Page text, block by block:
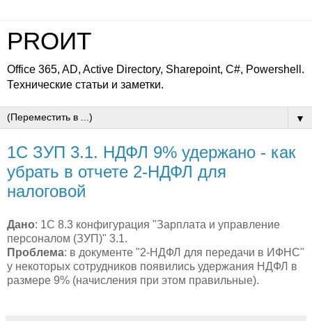
PROИТ
Office 365, AD, Active Directory, Sharepoint, C#, Powershell.
Технические статьи и заметки.
▼
1С ЗУП 3.1. НДФЛ 9% удержано - как
убрать в отчете 2-НДФЛ для
налоговой
Дано: 1С 8.3 конфигурация "Зарплата и управление
персоналом (ЗУП)" 3.1.
Проблема: в документе "2-НДФЛ для передачи в ИФНС"
у некоторых сотрудников появились удержания НДФЛ в
размере 9% (начисления при этом правильные).